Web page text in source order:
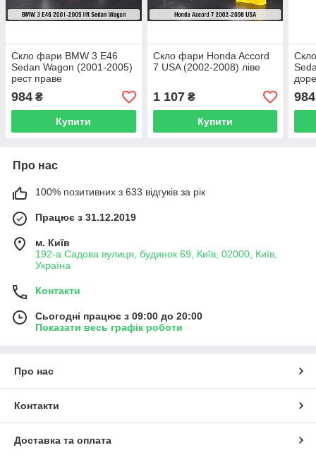
Скло фари BMW 3 E46
Sedan Wagon (2001-2005)
рест праве
984 ₴
Купити
Скло фари Honda Accord
7 USA (2002-2008) ліве
1 107₴
Купити
984
Про нас
100% позитивних з 633 відгуків за рік
Працює з 31.12.2019
м. Київ
192-а Садова вулиця, будинок 69, Київ, 02000, Київ,
Україна
Контакти
Сьогодні працює з 09:00 до 20:00
Показати весь графік роботи
Про нас
Контакти
Доставка та оплата